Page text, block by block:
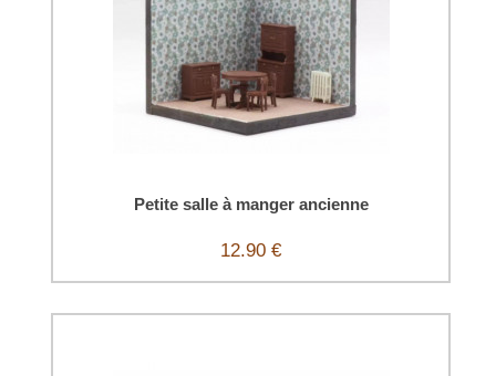
Petite salle à manger ancienne
12.90 €